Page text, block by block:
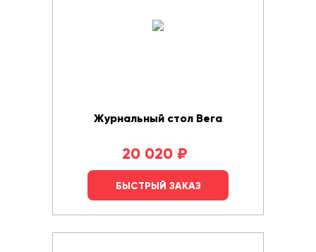
Журнальный стол Вега
20 020 ₽
БЫСТРЫЙ ЗАКАЗ